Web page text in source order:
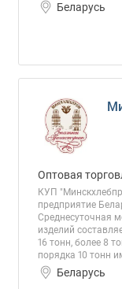
Беларусь
Оптовая
КУП
предприятие
Среднесуточная
изделий
16 тонн, более 8
порядка 10 тонн
Беларусь